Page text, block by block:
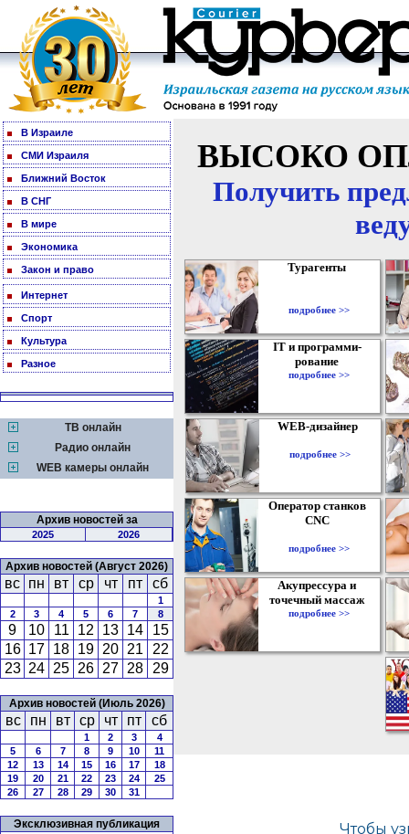
В Израиле
СМИ Израиля
Ближний Восток
В СНГ
В мире
Экономика
Закон и право
Интернет
Спорт
Культура
Разное
ТВ онлайн
Радио онлайн
WEB камеры онлайн
Архив новостей за
2025 2026
Архив новостей (Август 2026)
вс пн вт ср чт пт сб
1
2
3 4 5 6 7 8
9 10 11 12 13 14
15
16 17 18 19 20 21
22
23 24 25 26 27 28 29
Архив новостей (Июль 2026)
вс пн вт ср чт пт сб
1 2 3
4
5
6 7 8 9 10
11
12
13 14 15 16 17
18
19
20 21 22 23 24
25
26
27 28 29 30 31
Эксклюзивная публикация
ВЫСОКО
Получить
Турагенты
подробнее >>
IT и программи-
рование
подробнее >>
WEB-дизайнер
подробнее >>
Оператор станков
CNC
подробнее >>
Акупрессура и
точечный массаж
подробнее >>